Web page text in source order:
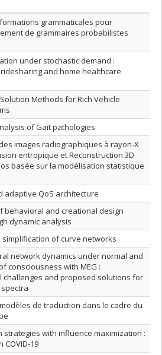
décroissant
titre en ordre décroissant
grammaticales pour
de grammaires probabilistes
under stochastic demand :
and home healthcare
Methods for Rich Vehicle
of Gait pathologies
images radiographiques à rayon-X
entropique et Reconstruction 3D
basée sur la modélisation statistique
adaptive QoS architecture
behavioral and creational design
dynamic analysis
simplification of curve networks
network dynamics under normal and
consciousness with MEG :
challenges and proposed solutions for
de traduction dans le cadre du
strategies with influence maximization :
COVID-19